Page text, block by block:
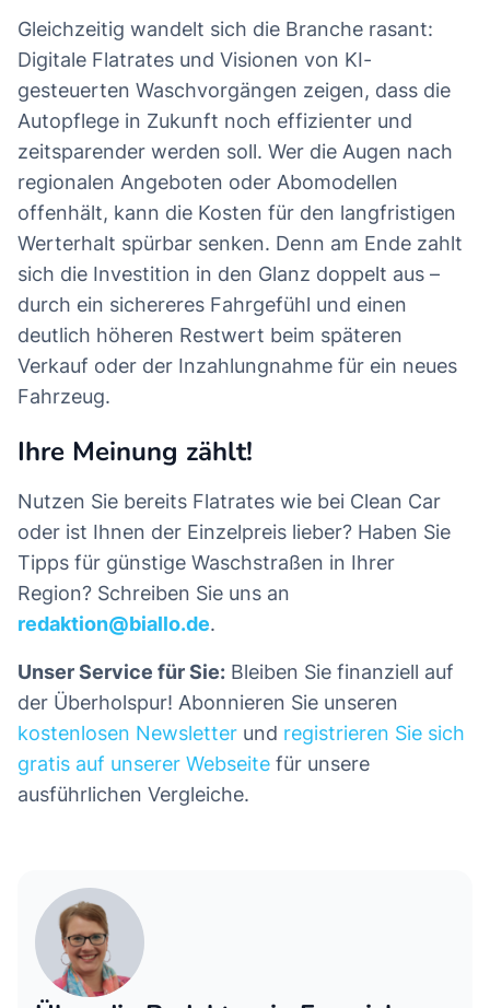
Gleichzeitig wandelt sich die Branche rasant:
Digitale Flatrates und Visionen von KI-
gesteuerten Waschvorgängen zeigen, dass die
Autopflege in Zukunft noch effizienter und
zeitsparender werden soll. Wer die Augen nach
regionalen Angeboten oder Abomodellen
offenhält, kann die Kosten für den langfristigen
Werterhalt spürbar senken. Denn am Ende zahlt
sich die Investition in den Glanz doppelt aus –
durch ein sichereres Fahrgefühl und einen
deutlich höheren Restwert beim späteren
Verkauf oder der Inzahlungnahme für ein neues
Fahrzeug.
Ihre Meinung zählt!
Nutzen Sie bereits Flatrates wie bei Clean Car
oder ist Ihnen der Einzelpreis lieber? Haben Sie
Tipps für günstige Waschstraßen in Ihrer
Region? Schreiben Sie uns an
redaktion@biallo.de.
Unser Service für Sie: Bleiben Sie finanziell auf
der Überholspur! Abonnieren Sie unseren
kostenlosen Newsletter und registrieren Sie sich
gratis auf unserer Webseite für unsere
ausführlichen Vergleiche.